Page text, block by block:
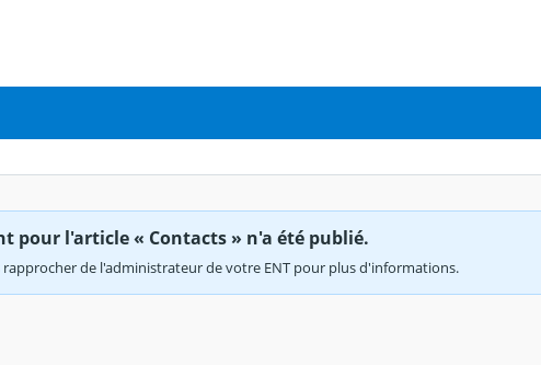
pour l'article « Contacts » n'a été publié.
de l'administrateur de votre ENT pour plus d'informations.